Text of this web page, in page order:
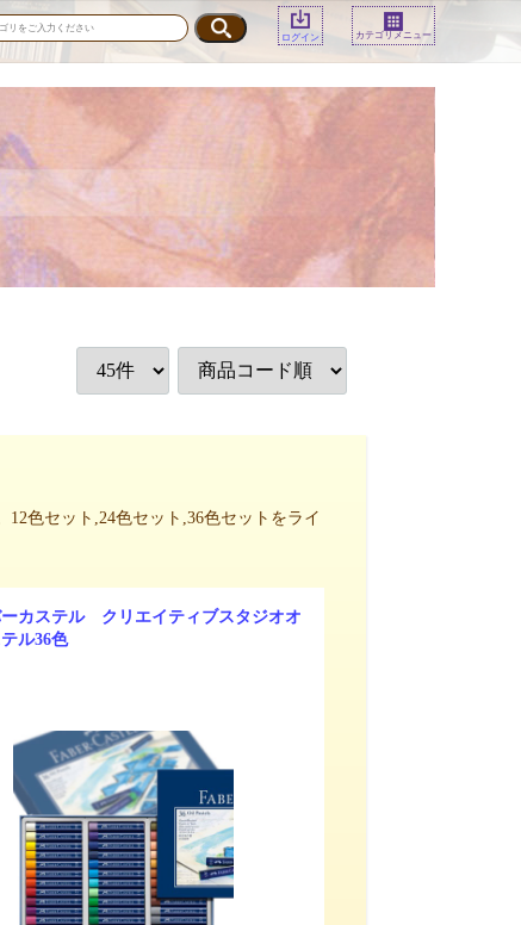
ログイン カテゴリメニュー
色セット,24色セット,36色セットをライ
ーカステル クリエイティブスタジオオ
ル36色